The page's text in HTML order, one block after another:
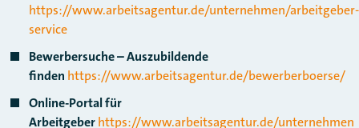
https://www.arbeitsagentur.de/unternehmen/arbeitgeber-
service
Bewerbersuche – Auszubildende
finden https://www.arbeitsagentur.de/bewerberboerse/
Online-Portal für
Arbeitgeberhttps://www.arbeitsagentur.de/unternehmen